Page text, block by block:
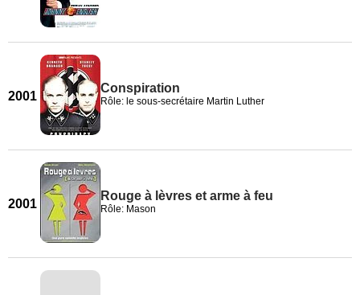
2001
Conspiration
Rôle: le sous-secrétaire Martin Luther
2001
Rouge à lèvres et arme à feu
Rôle: Mason